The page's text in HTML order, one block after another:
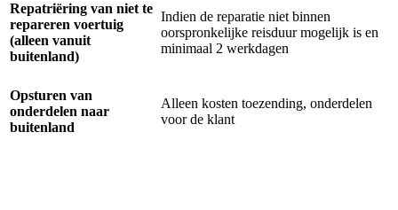
Repatriëring van niet te
repareren voertuig
(alleen vanuit
buitenland)
Indien de reparatie niet binnen
oorspronkelijke reisduur mogelijk is en
minimaal 2 werkdagen
Opsturen van
onderdelen naar
buitenland
Alleen kosten toezending, onderdelen
voor de klant